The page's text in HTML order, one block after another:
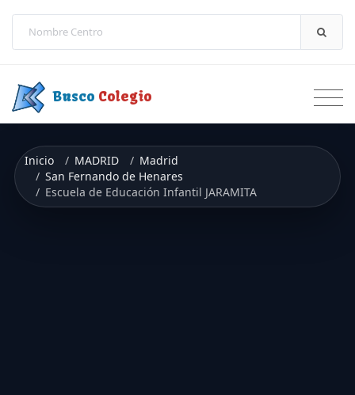
Busco Colegio
Inicio MADRID
Madrid
San Fernando de Henares
Escuela de Educación Infantil JARAMITA